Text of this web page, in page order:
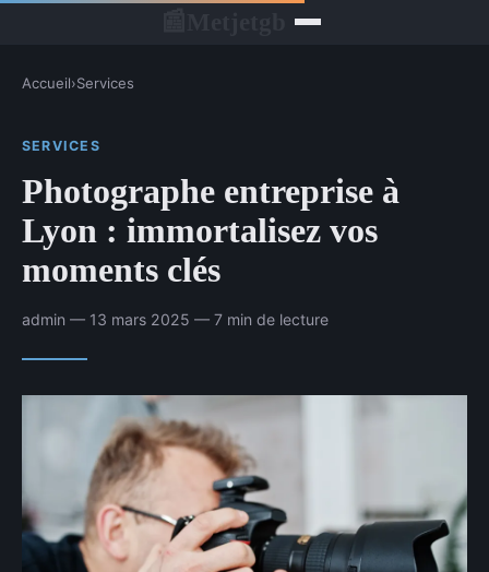
Accueil›Services
SERVICES
Photographe entreprise à
Lyon : immortalisez vos
moments clés
admin — 13 mars 2025 — 7 min de lecture